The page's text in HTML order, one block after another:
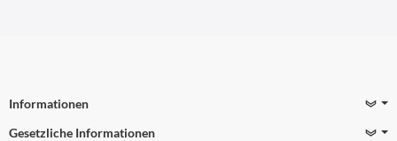
Informationen
Gesetzliche Informationen